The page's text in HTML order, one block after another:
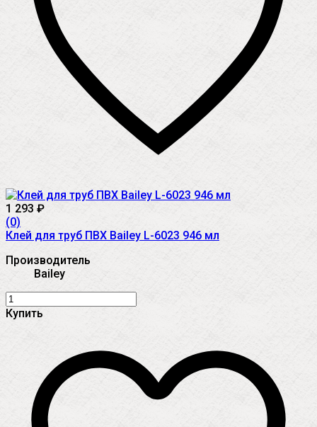
1 293 ₽
(0)
Клей для труб ПВХ Bailey L-6023 946 мл
Производитель
Bailey
Купить